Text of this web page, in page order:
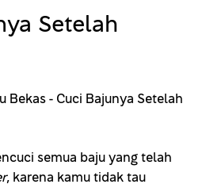
Setelah
semua baju yang telah
, karena kamu tidak tau